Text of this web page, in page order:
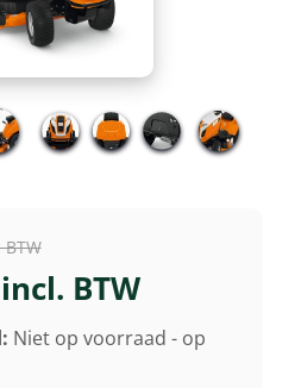
BTW
Niet op voorraad - op